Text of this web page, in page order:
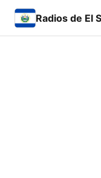
Radios de El